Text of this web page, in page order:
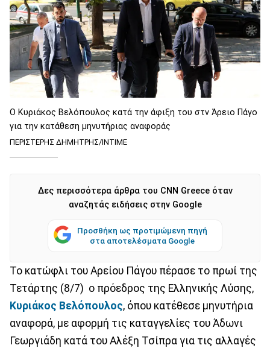
O Κυριάκος Βελόπουλος κατά την άφιξη του στν Άρειο Πάγο
για την κατάθεση μηνυτήριας αναφοράς
ΠΕΡΙΣΤΕΡΗΣ ΔΗΜΗΤΡΗΣ/INTIME
Δες περισσότερα άρθρα του CNN Greece όταν
αναζητάς ειδήσεις στην Google
Προσθήκη ως προτιμώμενη πηγή
στα αποτελέσματα Google
Το κατώφλι του Αρείου Πάγου πέρασε το πρωί της
Τετάρτης (8/7) ο πρόεδρος της Ελληνικής Λύσης,
Κυριάκος Βελόπουλος, όπου κατέθεσε μηνυτήρια
αναφορά, με αφορμή τις καταγγελίες του Άδωνι
Γεωργιάδη κατά του Αλέξη Τσίπρα για τις αλλαγές